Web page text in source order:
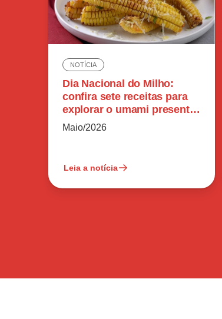
NOTÍCIA
Dia Nacional do Milho:
confira sete receitas para
explorar o umami presente
no ingrediente
Maio/2026
Leia a notícia